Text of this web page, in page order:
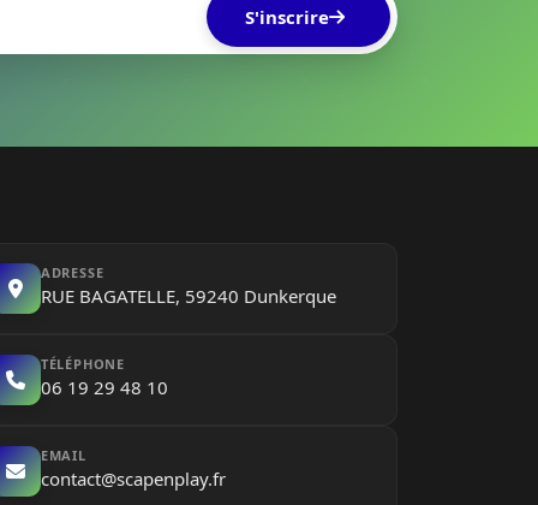
S'inscrire
ADRESSE
RUE BAGATELLE, 59240 Dunkerque
TÉLÉPHONE
06 19 29 48 10
EMAIL
contact@scapenplay.fr